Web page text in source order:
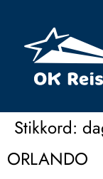
Stikkord:
ORLANDO